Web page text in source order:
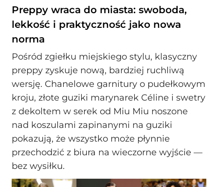
Preppy wraca do miasta: swoboda,
lekkość i praktyczność jako nowa
norma
Pośród zgiełku miejskiego stylu, klasyczny
preppy zyskuje nową, bardziej ruchliwą
wersję. Chanelowe garnitury o pudełkowym
kroju, złote guziki marynarek Céline i swetry
z dekoltem w serek od Miu Miu noszone
nad koszulami zapinanymi na guziki
pokazują, że wszystko może płynnie
przechodzić z biura na wieczorne wyjście —
bez wysiłku.